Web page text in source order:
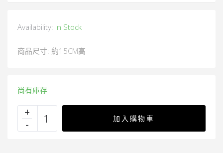
Availability: In Stock
商品尺寸: 約15CM高
尚有庫存
加入購物車